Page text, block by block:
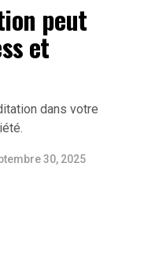
peut
et
dans votre
30, 2025